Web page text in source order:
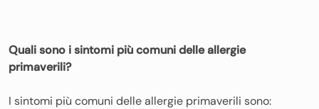
Quali sono i sintomi più comuni delle allergie
primaverili?
I sintomi più comuni delle allergie primaverili sono: